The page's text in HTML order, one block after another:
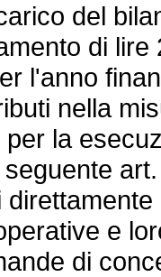
del
di
l'anno
nella
la
e
di